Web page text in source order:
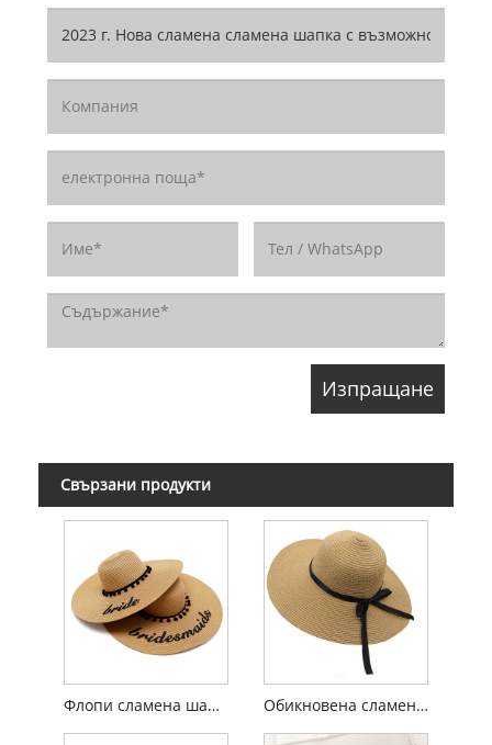
Свързани продукти
Флопи сламена шапка с индивидуална бродерия Обикновена сламена шапка